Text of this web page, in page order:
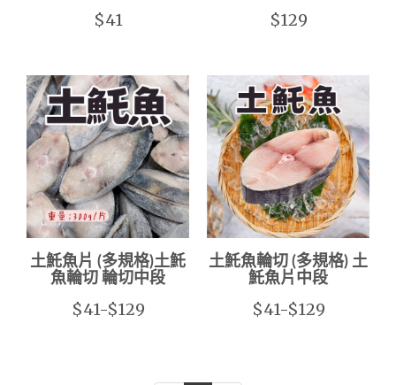
$41 $129
土魠魚片 (多規格)土魠
魚輪切 輪切中段
$41-$129
土魠魚輪切 (多規格) 土
魠魚片中段
$41-$129